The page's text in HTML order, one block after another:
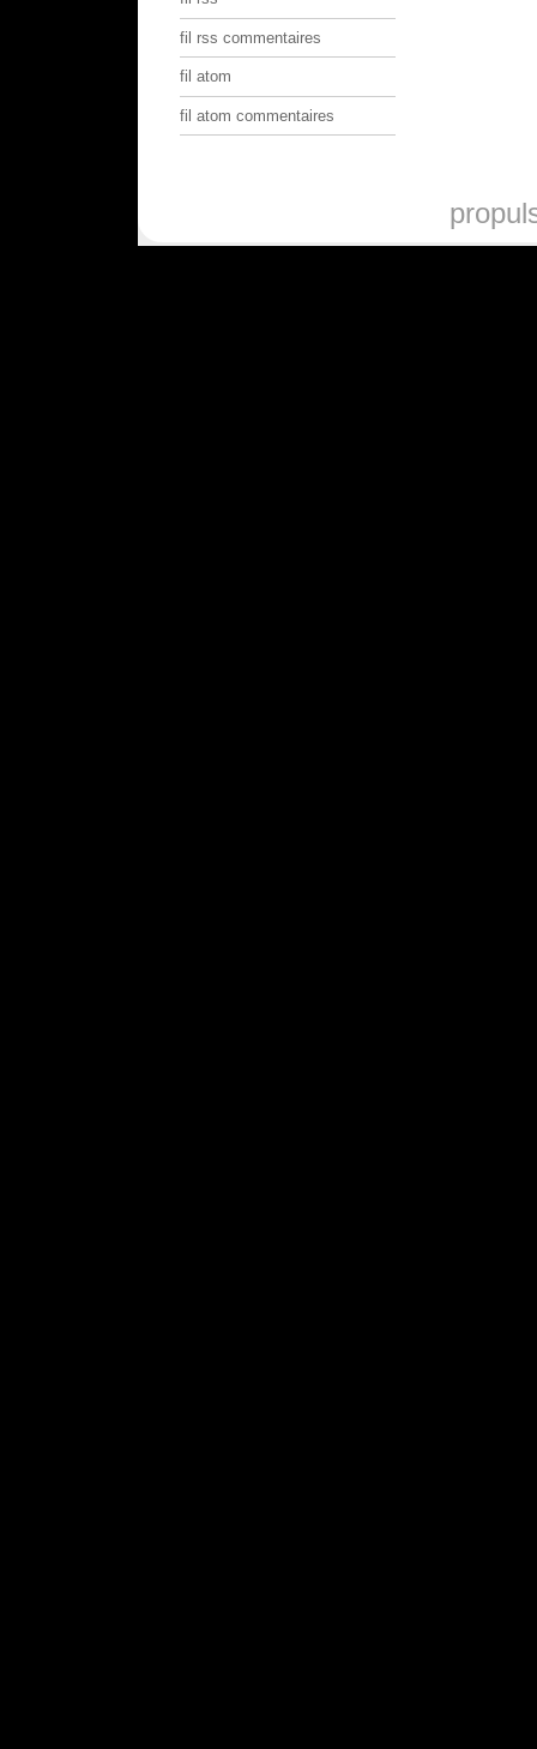
fil rss commentaires
fil atom
fil atom commentaires